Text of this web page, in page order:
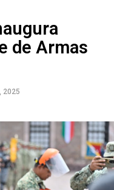
de Armas
2025